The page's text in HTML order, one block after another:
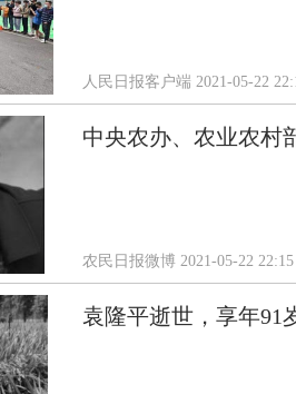
人民日报客户端 2021-05-22
中央农办、农业农村
农民日报微博 2021-05-22 22:15
袁隆平逝世，享年91